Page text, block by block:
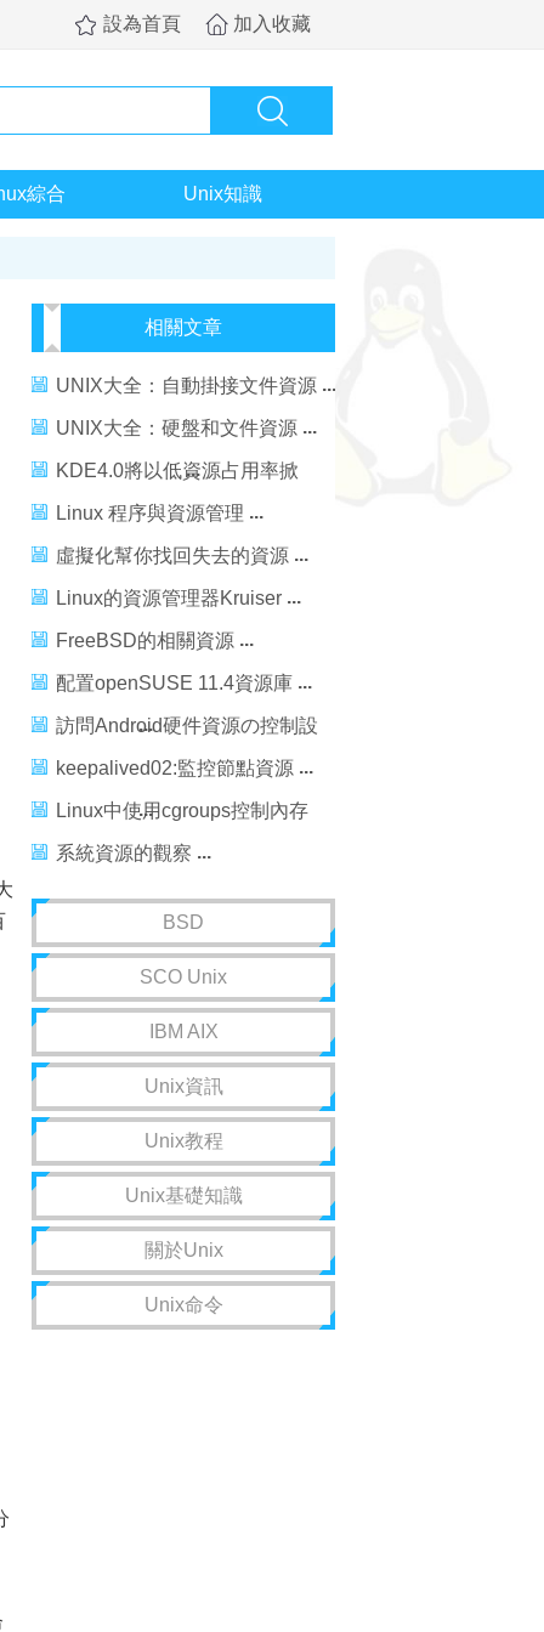
設為首頁 加入收藏
綜合 Unix知識
相關文章
UNIX大全：自動掛接文件資源
UNIX大全：硬盤和文件資源
KDE4.0將以低資源占用率掀
Linux界面革命
Linux 程序與資源管理
虛擬化幫你找回失去的資源
Linux的資源管理器Kruiser
FreeBSD的相關資源
配置openSUSE 11.4資源庫
訪問Android硬件資源の控制設
備的振動
keepalived02:監控節點資源
Linux中使用cgroups控制內存
資源介紹
系統資源的觀察
BSD
SCO Unix
IBM AIX
Unix資訊
Unix教程
Unix基礎知識
關於Unix
Unix命令